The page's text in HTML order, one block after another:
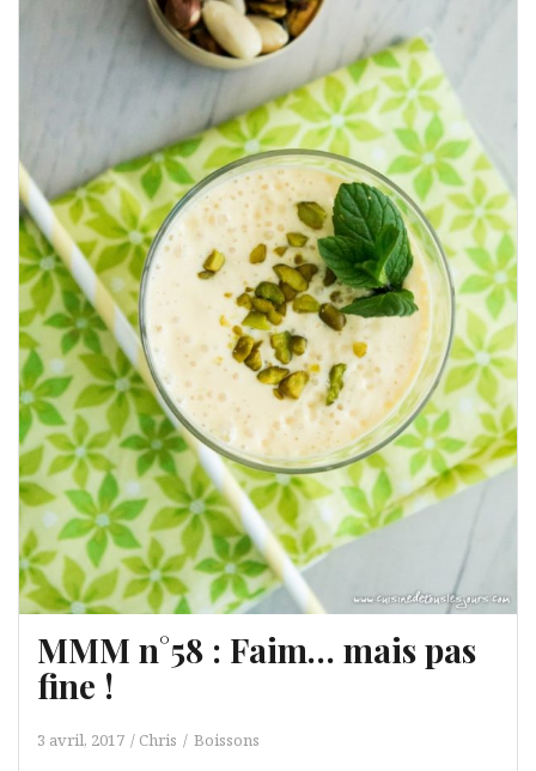
MMM n°58 : Faim… mais pas
fine !
3 avril, 2017 Chris Boissons